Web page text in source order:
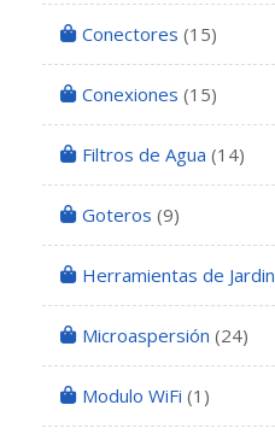
Conectores (15)
Conexiones (15)
Filtros de Agua (14)
Goteros (9)
Herramientas de Jardin
Microaspersión (24)
Modulo WiFi (1)